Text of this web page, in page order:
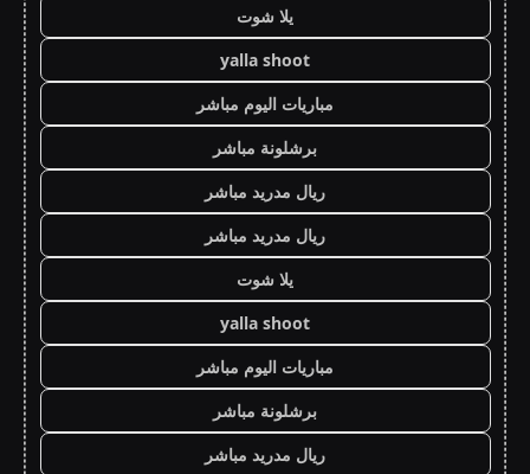
يلا شوت
yalla shoot
مباريات اليوم مباشر
برشلونة مباشر
ريال مدريد مباشر
ريال مدريد مباشر
يلا شوت
yalla shoot
مباريات اليوم مباشر
برشلونة مباشر
ريال مدريد مباشر